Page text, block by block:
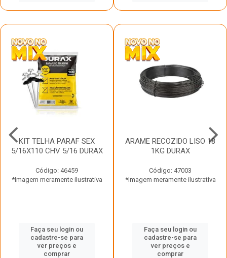
KIT TELHA PARAF SEX
5/16X110 CHV 5/16 DURAX
Código: 46459
*Imagem meramente ilustrativa
Faça seu login ou
cadastre-se para
ver preços e
comprar
ARAME RECOZIDO LISO 18
1KG DURAX
Código: 47003
*Imagem meramente ilustrativa
Faça seu login ou
cadastre-se para
ver preços e
comprar